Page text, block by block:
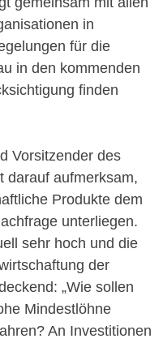
in
für die
in den kommenden
finden
Vorsitzender des
darauf aufmerksam,
Produkte dem
unterliegen.
sehr hoch und die
der
„Wie sollen
Mindestlöhne
An Investitionen